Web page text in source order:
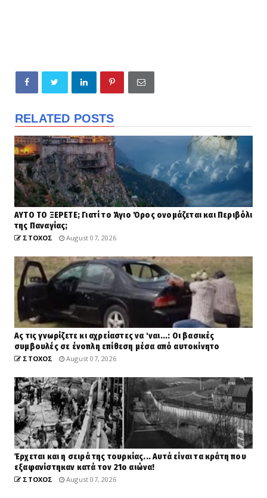
RELATED POSTS
ΑΥΤΟ ΤΟ ΞΕΡΕΤΕ; Γιατί το Άγιο Όρος ονομάζεται και Περιβόλι
της Παναγίας;
ΣΤΟΧΟΣ August 07, 2026
Ας τις γνωρίζετε κι αχρείαστες να 'ναι...: Οι βασικές
συμβουλές σε ένοπλη επίθεση μέσα από αυτοκίνητο
ΣΤΟΧΟΣ August 07, 2026
Έρχεται και η σειρά της τουρκίας... Αυτά είναι τα κράτη που
εξαφανίστηκαν κατά τον 21ο αιώνα!
ΣΤΟΧΟΣ August 07, 2026